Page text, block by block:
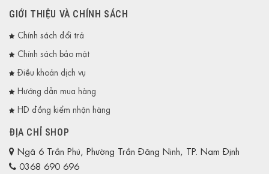
GIỚI THIỆU VÀ CHÍNH SÁCH
Chính sách đổi trả
Chính sách bảo mật
Điều khoản dịch vụ
Hướng dẫn mua hàng
HD đồng kiểm nhận hàng
ĐỊA CHỈ SHOP
Ngã 6 Trần Phú, Phường Trần Đăng Ninh, TP. Nam Định
0368 690 696